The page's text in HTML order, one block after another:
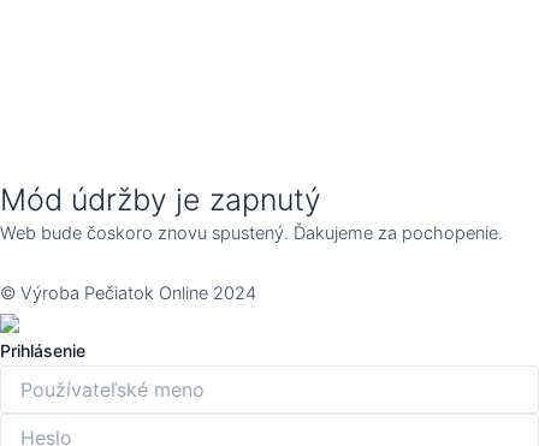
Mód údržby je zapnutý
Web bude čoskoro znovu spustený. Ďakujeme za pochopenie.
© Výroba Pečiatok Online 2024
Prihlásenie